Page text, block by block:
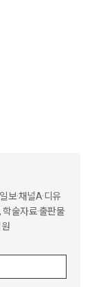
보·채널A·디유
학술자료·출판물